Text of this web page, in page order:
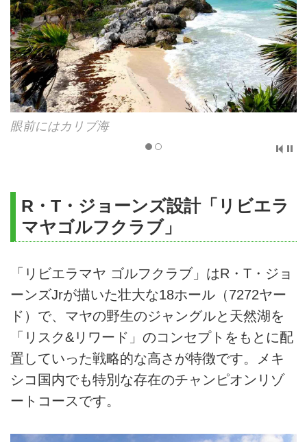
眼前にはカリブ海
マヤ遺跡群
R・T・ジョーンズ設計「リビエラ
マヤゴルフクラブ」
「リビエラマヤ ゴルフクラブ」はR・T・ジョ
ーンズJrが描いた壮大な18ホール（7272ヤー
ド）で、マヤの野生のジャングルと天然湖を
「リスク&リワード」のコンセプトをもとに配
置していった戦略的な高さが特徴です。メキ
シコ国内でも特別な存在のチャンピオンリゾ
ートコースです。